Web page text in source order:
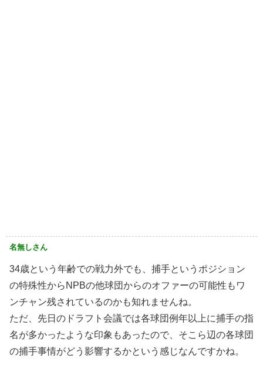
名無しさん
34歳という年齢での戦力外でも、捕手というポジション
の特殊性からNPBの他球団からのオファーの可能性もワ
ンチャン残されているのかも知れませんね。
ただ、先日のドラフト会議では各球団例年以上に捕手の指
名が多かったような印象もあったので、そこら辺の各球団
の捕手事情がどう影響するかという感じなんですかね。